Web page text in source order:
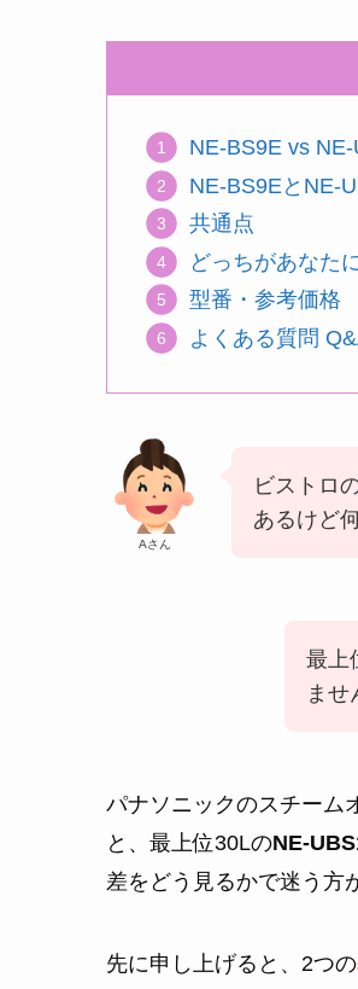
NE-BS9E vs
NE-BS9EとNE-
共通点
どっちがあなた
型番・参考価格
よくある質問
Aさん
ビストロ
あるけど
最上
ま
パナソニックのスチーム
と、最上位30LのNE-
差をどう見るかで迷う方
先に申し上げると、2つの